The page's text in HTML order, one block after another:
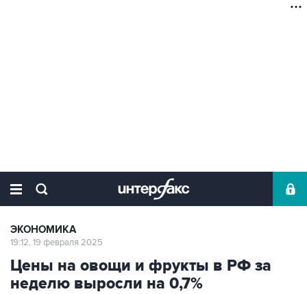
ЭКОНОМИКА
19:12, 19 февраля 2025
Цены на овощи и фрукты в РФ за
неделю выросли на 0,7%